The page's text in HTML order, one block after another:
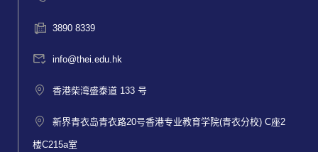
3890 8339
info@thei.edu.hk
香港柴湾盛泰道 133 号
新界青衣岛青衣路20号香港专业教育学院(青衣分校) C座2
楼C215a室